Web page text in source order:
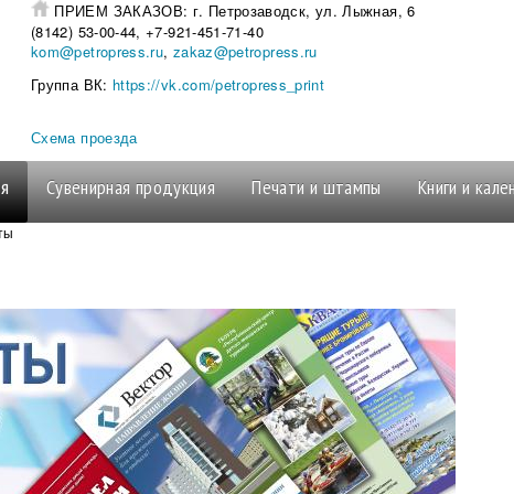
ПРИЕМ ЗАКАЗОВ: г. Петрозаводск, ул. Лыжная, 6
(8142) 53-00-44, +7-921-451-71-40
kom@petropress.ru, zakaz@petropress.ru
Группа ВК: https://vk.com/petropress_print
Схема проезда
Сувенирная продукция Печати и штампы Книги и